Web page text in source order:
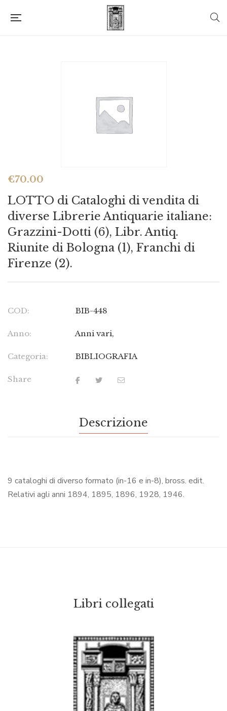
€70.00
LOTTO di Cataloghi di vendita di
diverse Librerie Antiquarie italiane:
Grazzini-Dotti (6), Libr. Antiq.
Riunite di Bologna (1), Franchi di
Firenze (2).
COD: BIB-448
Anno: Anni vari,
Categoria: BIBLIOGRAFIA
Share
Descrizione
9 cataloghi di diverso formato (in-16 e in-8), bross. edit.
Relativi agli anni 1894, 1895, 1896, 1928, 1946.
Libri collegati